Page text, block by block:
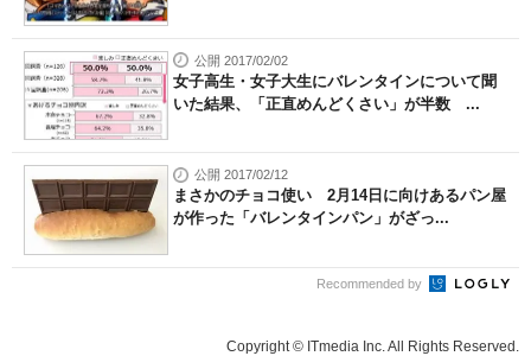
公開 2017/02/02
女子高生・女子大生にバレンタインについて聞
いた結果、「正直めんどくさい」が半数 ...
公開 2017/02/12
まさかのチョコ使い 2月14日に向けあるパン屋
が作った「バレンタインパン」がざっ...
Recommended by
Copyright © ITmedia Inc. All Rights Reserved.